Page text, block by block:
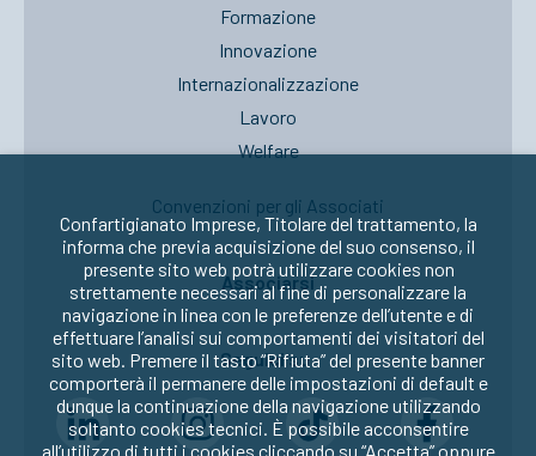
Formazione
Innovazione
Internazionalizzazione
Lavoro
Welfare
Convenzioni per gli Associati
Associarsi
Seguici su:
Confartigianato Imprese, Titolare del trattamento, la
informa che previa acquisizione del suo consenso, il
presente sito web potrà utilizzare cookies non
strettamente necessari al fine di personalizzare la
navigazione in linea con le preferenze dell’utente e di
effettuare l’analisi sui comportamenti dei visitatori del
sito web. Premere il tasto “Rifiuta” del presente banner
comporterà il permanere delle impostazioni di default e
dunque la continuazione della navigazione utilizzando
soltanto cookies tecnici. È possibile acconsentire
all’utilizzo di tutti i cookies cliccando su “Accetta” oppure